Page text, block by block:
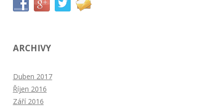
ARCHIVY
Duben 2017
Říjen 2016
Září 2016